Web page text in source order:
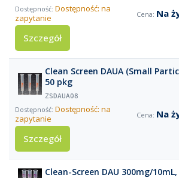
Dostępność: na
zapytanie
Na
Szczegół
Clean Screen DAUA (Small
50 pkg
ZSDAUA08
Dostępność: na
zapytanie
Na
Szczegół
Clean-Screen DAU 300mg/